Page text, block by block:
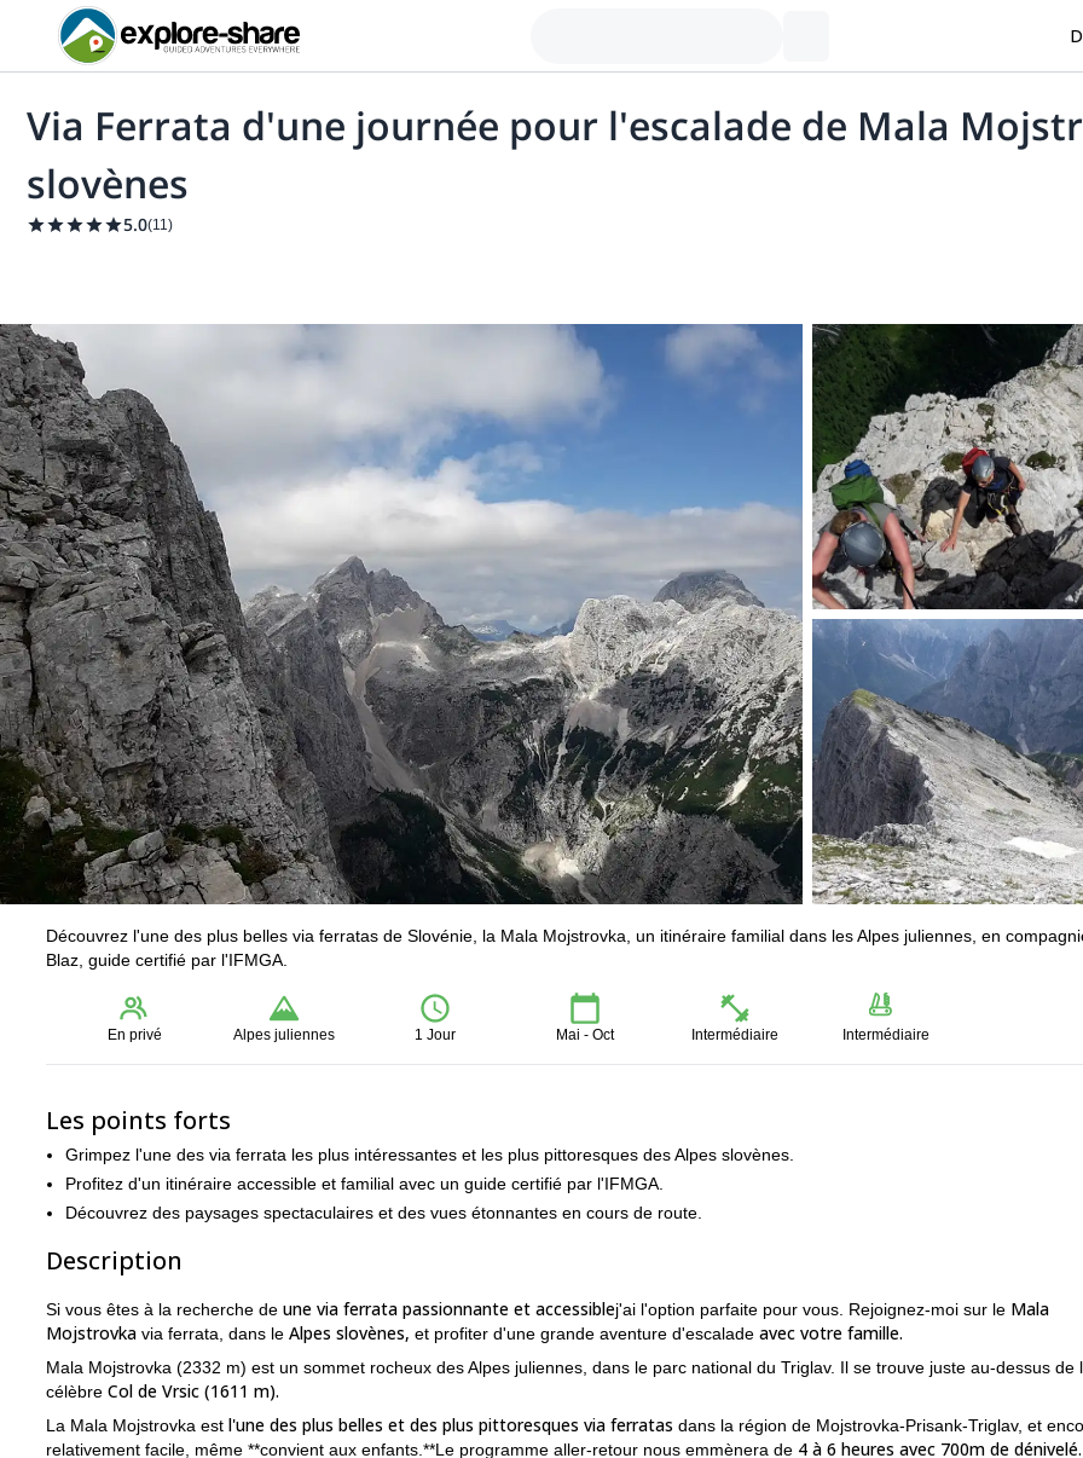
Via Ferrata d'une journée pour l'escalade de Mala
slovènes
5.0(11)
Découvrez l'une des plus belles via ferratas de Slovénie, la Mala Mojstrovka, un itinéraire familial dans les Alpes juliennes, en
Blaz, guide certifié par l'IFMGA.
En privé Alpes juliennes 1 Jour Mai - Oct Intermédiaire Intermédiaire
Les points forts
Grimpez l'une des via ferrata les plus intéressantes et les plus pittoresques des Alpes slovènes.
Profitez d'un itinéraire accessible et familial avec un guide certifié par l'IFMGA.
Découvrez des paysages spectaculaires et des vues étonnantes en cours de route.
Description
Si vous êtes à la recherche de une via ferrata passionnante et accessiblej'ai l'option parfaite pour vous. Rejoignez-moi sur le Mala
Mojstrovka via ferrata, dans le Alpes slovènes, et profiter d'une grande aventure d'escalade avec votre famille.
Mala Mojstrovka (2332 m) est un sommet rocheux des Alpes juliennes, dans le parc national du Triglav. Il se trouve juste au-dessus de
célèbre Col de Vrsic (1611 m).
La Mala Mojstrovka est l'une des plus belles et des plus pittoresques via ferratas dans la région de Mojstrovka-Prisank-Triglav, et
relativement facile, même **convient aux enfants.**Le programme aller-retour nous emmènera de 4 à 6 heures avec 700m de dénivelé.